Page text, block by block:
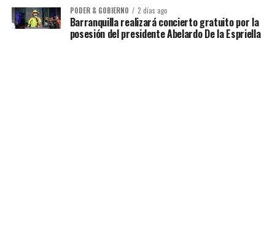
PODER & GOBIERNO 2 días ago
Barranquilla realizará concierto gratuito por la
posesión del presidente Abelardo De la Espriella